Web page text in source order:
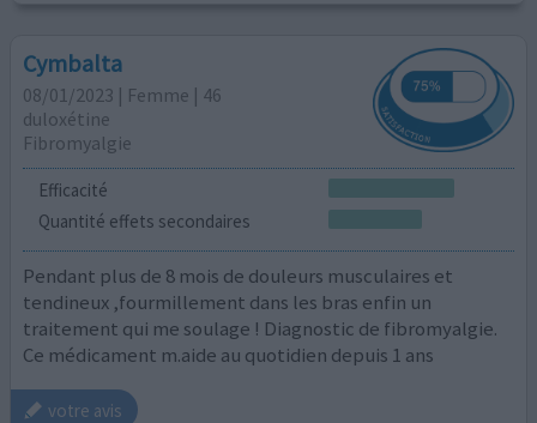
Cymbalta
08/01/2023 | Femme | 46
duloxétine
Fibromyalgie
Efficacité
Quantité effets secondaires
Pendant plus de 8 mois de douleurs musculaires et
tendineux ,fourmillement dans les bras enfin un
traitement qui me soulage ! Diagnostic de fibromyalgie.
Ce médicament m.aide au quotidien depuis 1 ans
votre avis